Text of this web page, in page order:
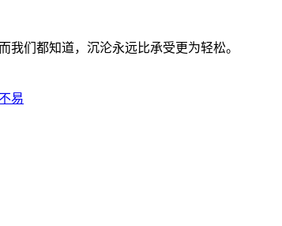
我们都知道，沉沦永远比承受更为轻松。
易